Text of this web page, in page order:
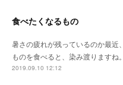
食べたくなるもの
暑さの疲れが残っているのか最近
ものを食べると、染み渡りますね。
2019.09.10 12:12